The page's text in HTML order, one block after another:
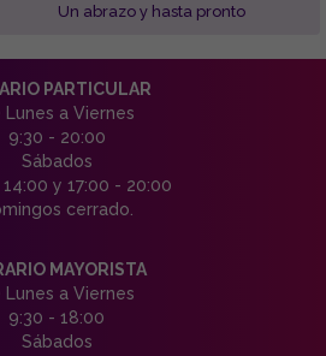
Un abrazo y hasta pronto
PARTICULAR
Lunes a Viernes
9:30 - 20:00
Sábados
y 17:00 - 20:00
cerrado.
MAYORISTA
Lunes a Viernes
9:30 - 18:00
Sábados